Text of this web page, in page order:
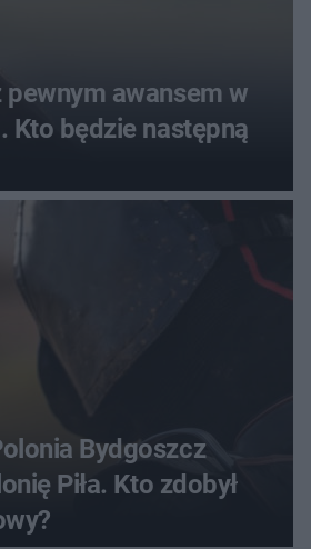
pewnym awansem w
Kto będzie następną
Bydgoszcz
Piła. Kto zdobył